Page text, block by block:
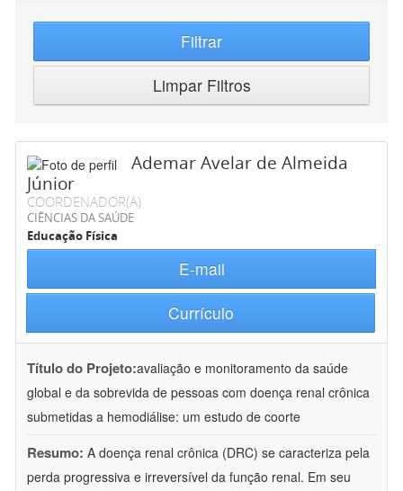
Filtrar
Limpar Filtros
Ademar Avelar de Almeida
Júnior
COORDENADOR(A)
CIÊNCIAS DA SAÚDE
Educação Física
E-mail
Currículo
Título do Projeto:avaliação e monitoramento da saúde
global e da sobrevida de pessoas com doença renal crônica
submetidas a hemodiálise: um estudo de coorte
Resumo: A doença renal crônica (DRC) se caracteriza pela
perda progressiva e irreversível da função renal. Em seu